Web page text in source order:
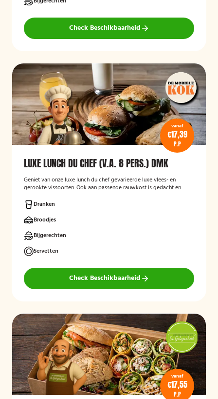
Check Beschikbaarheid
vanaf
€17,39
P.P
LUXE LUNCH DU CHEF (V.A. 8 PERS.) DMK
Geniet van onze luxe lunch du chef gevarieerde luxe vlees- en
gerookte vissoorten. Ook aan passende rauwkost is gedacht en
fruitsalade en dranken.
Dranken
Broodjes
Bijgerechten
Servetten
Check Beschikbaarheid
vanaf
€17,55
P.P